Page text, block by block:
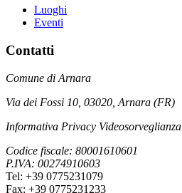
Luoghi
Eventi
Contatti
Comune di Arnara
Via dei Fossi 10, 03020, Arnara (FR)
Informativa Privacy Videosorveglianza
Codice fiscale: 80001610601
P.IVA: 00274910603
Tel: +39 0775231079
Fax: +39 0775231233